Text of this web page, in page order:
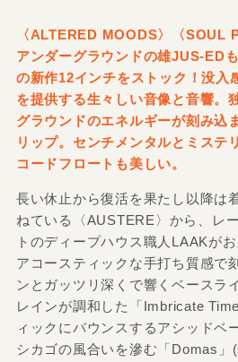
〈ALTERED MOODS〉〈SOUL
アンダーグラウンドの雄JUS-ED
の新作12インチをストック！没入
を提供する生々しい音像と音響。
グラウンドのエネルギーが刻み込
リップ。センチメンタルとミステ
コードフロートも美しい。
長い休止から復活を果たし以降は
ねている〈AUSTERE〉から、レ
トのディープハウス職人LAAKが
アコースティックな手打ち質感で
ンとガッツリ深くで響くベースラ
レインが調和した「Imbricate
ィックにバウンスするアシッドベ
シカゴの風合いを滲む「Domas